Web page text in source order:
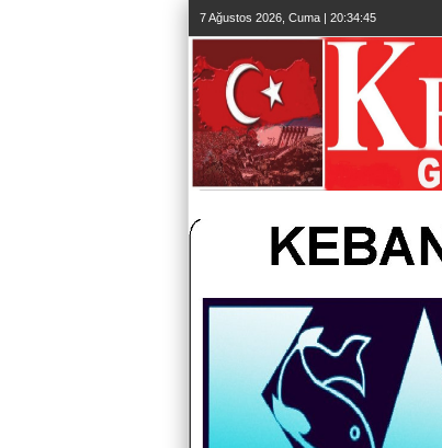
7 Ağustos 2026, Cuma | 20:34:46